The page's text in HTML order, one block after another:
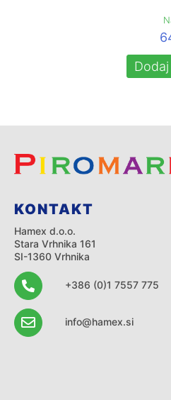
KONTAKT
Hamex d.o.o.
Stara Vrhnika 161
SI-1360 Vrhnika
+386 (0)1 7557 775
info@hamex.si